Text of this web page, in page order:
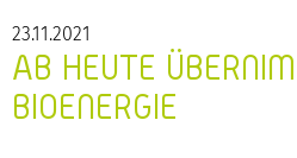
23.11.2021
AB HEUTE
BIOENERGIE